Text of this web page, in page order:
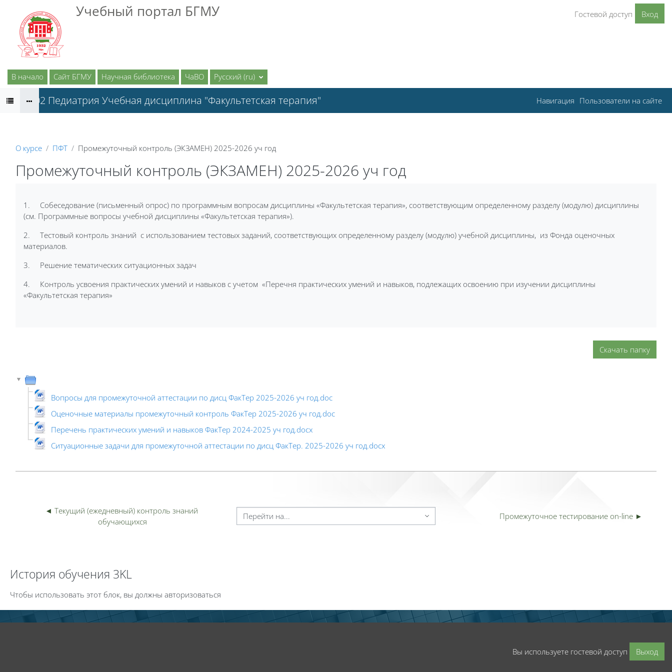
Перейти к основному содержаниюУчебный портал БГМУ
В начало Сайт БГМУ Научная библиотека ЧаВО Русский ‎(ru)‎
Гостевой доступ Вход
31.05.02 Педиатрия Учебная дисциплина "Факультетская терапия"
О курсе ПФТ Промежуточный контроль (ЭКЗАМЕН) 2025-2026 уч год
Промежуточный контроль (ЭКЗАМЕН) 2025-2026 уч год
1. Собеседование (письменный опрос) по программным вопросам дисциплины «Факультетская терапия», соответствующим определенному разделу (модулю) дисциплины
(см. Программные вопросы учебной дисциплины «Факультетская терапия»).
2. Тестовый контроль знаний с использованием тестовых заданий, соответствующих определенному разделу (модулю) учебной дисциплины, из Фонда оценочных
материалов.
3. Решение тематических ситуационных задач
4. Контроль усвоения практических умений и навыков с учетом «Перечня практических умений и навыков, подлежащих освоению при изучении дисциплины
«Факультетская терапия»
Скачать папку
Вопросы для промежуточной аттестации по дисц ФакТер 2025-2026 уч год.doc
Оценочные материалы промежуточный контроль ФакТер 2025-2026 уч год.doc
Перечень практических умений и навыков ФакТер 2024-2025 уч год.docx
Ситуационные задачи для промежуточной аттестации по дисц ФакТер. 2025-2026 уч год.docx
◄ Текущий (ежедневный) контроль знаний
обучающихся
Перейти на... Промежуточное тестирование on-line ►
Навигация Пользователи на сайте
История обучения 3KL
Чтобы использовать этот блок, вы должны авторизоваться
Вы используете гостевой доступ Выход